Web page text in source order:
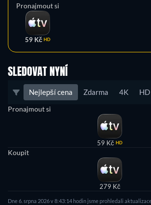
Pronajmout si
59 Kč HD
SLEDOVAT NYNÍ
Nejlepší cena Zdarma 4K HD
Pronajmout si
59 Kč HD
Koupit
279 Kč
Dne 6. srpna 2026 v 8:43:14 hodin jsme prohledali